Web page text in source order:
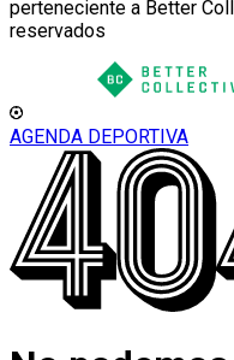
perteneciente a Better
reservados
AGENDA DEPORTIVA